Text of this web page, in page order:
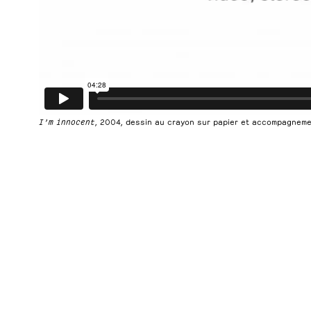
I’m innocent, 2004, dessin au crayon sur papier et